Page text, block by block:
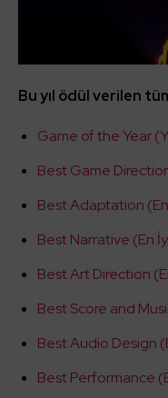
Bu yıl ödül verilen
Game of the Year
Best Game
Best Adaptation
Best Narrative (En
Best Art Direction
Best Score and
Best Audio Design
Best Performance